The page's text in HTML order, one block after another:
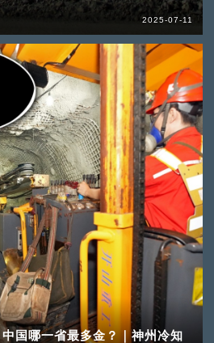
2025-07-11
国哪一省最多金？｜神州冷知